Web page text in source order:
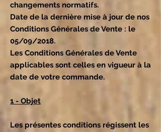
changements normatifs.
Date de la dernière mise à jour de nos
Conditions Générales de Vente : le
05/09/2018.
Les Conditions Générales de Vente
applicables sont celles en vigueur à la
date de votre commande.
1 - Objet
Les présentes conditions régissent les